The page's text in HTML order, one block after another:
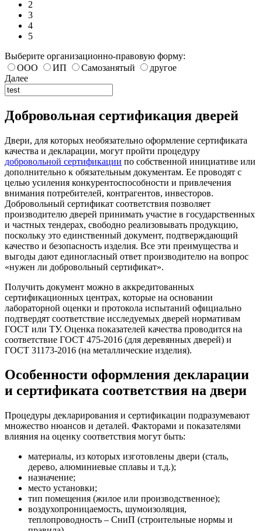
2
3
4
5
Выберите организационно-правовую форму:
ООО
ИП Самозанятый
другое
Далее
Добровольная сертификация дверей
Двери, для которых необязательно оформление сертификата
качества и декларации, могут пройти процедуру
добровольной сертификации по собственной инициативе или
дополнительно к обязательным документам. Ее проводят с
целью усиления конкурентоспособности и привлечения
внимания потребителей, контрагентов, инвесторов.
Добровольный сертификат соответствия позволяет
производителю дверей принимать участие в государственных
и частных тендерах, свободно реализовывать продукцию,
поскольку это единственный документ, подтверждающий
качество и безопасность изделия. Все эти преимущества и
выгоды дают единогласный ответ производителю на вопрос
«нужен ли добровольный сертификат».
Получить документ можно в аккредитованных
сертификационных центрах, которые на основании
лабораторной оценки и протокола испытаний официально
подтвердят соответствие исследуемых дверей нормативам
ГОСТ или ТУ. Оценка показателей качества проводится на
соответствие ГОСТ 475-2016 (для деревянных дверей) и
ГОСТ 31173-2016 (на металлические изделия).
Особенности оформления декларации
и сертификата соответствия на двери
Процедуры декларирования и сертификации подразумевают
множество нюансов и деталей. Факторами и показателями
влияния на оценку соответствия могут быть:
материалы, из которых изготовлены двери (сталь,
дерево, алюминиевые сплавы и т.д.);
назначение;
место установки;
тип помещения (жилое или производственное);
воздухопроницаемость, шумоизоляция,
теплопроводность – СниП (строительные нормы и